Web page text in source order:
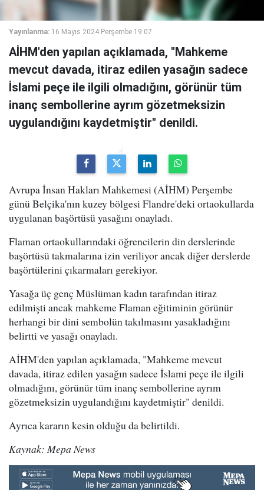
Yayınlanma: 16 Mayıs 2024 Perşembe 19:07
AİHM'den yapılan açıklamada, "Mahkeme
mevcut davada, itiraz edilen yasağın sadece
İslami peçe ile ilgili olmadığını, görünür tüm
inanç sembollerine ayrım gözetmeksizin
uygulandığını kaydetmiştir" denildi.
Avrupa İnsan Hakları Mahkemesi (AİHM) Perşembe
günü Belçika'nın kuzey bölgesi Flandre'deki ortaokullarda
uygulanan başörtüsü yasağını onayladı.
Flaman ortaokullarındaki öğrencilerin din derslerinde
başörtüsü takmalarına izin veriliyor ancak diğer derslerde
başörtülerini çıkarmaları gerekiyor.
Yasağa üç genç Müslüman kadın tarafından itiraz
edilmişti ancak mahkeme Flaman eğitiminin görünür
herhangi bir dini sembolün takılmasını yasakladığını
belirtti ve yasağı onayladı.
AİHM'den yapılan açıklamada, "Mahkeme mevcut
davada, itiraz edilen yasağın sadece İslami peçe ile ilgili
olmadığını, görünür tüm inanç sembollerine ayrım
gözetmeksizin uygulandığını kaydetmiştir" denildi.
Ayrıca kararın kesin olduğu da belirtildi.
Kaynak: Mepa News